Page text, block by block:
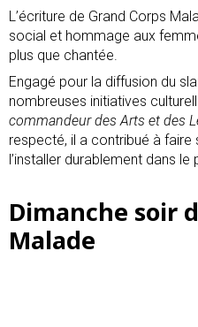
L’écriture de Grand Corps
social et hommage aux
plus que chantée.
Engagé pour la diffusion du
nombreuses initiatives
commandeur des Arts et des
respecté, il a contribué à
l’installer durablement dans
Dimanche soir
Malade